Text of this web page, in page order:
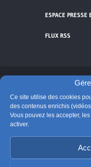
Ce site utilise des cookies
des contenus enrichis
Vous pouvez les accepter,
activer.
ESPACE PRESSE
FLUX RSS
Cliquez
vidéos et
©
Édité par la